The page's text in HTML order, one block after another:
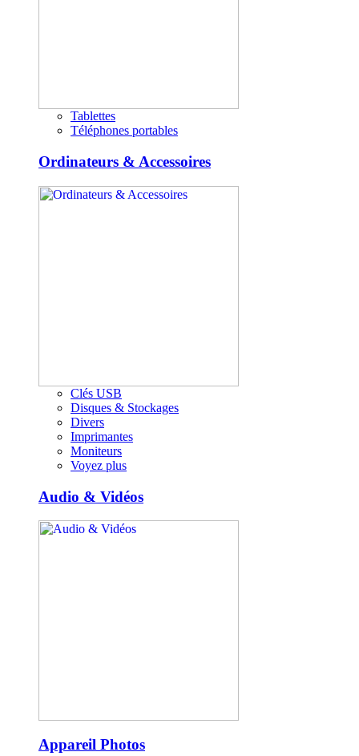
Tablettes
Téléphones portables
Ordinateurs & Accessoires
Clés USB
Disques & Stockages
Divers
Imprimantes
Moniteurs
Voyez plus
Audio & Vidéos
Appareil Photos